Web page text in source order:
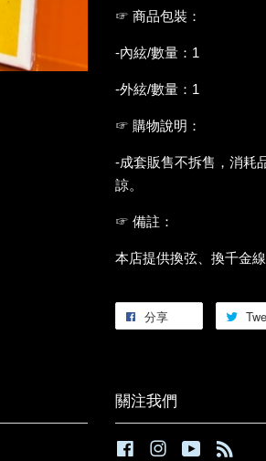
☞ 商品包裝：
-內絃/數量：1
-外絃/數量：1
☞ 購物說明：
-成套販售不拆售，消耗
諒。
☞ 備註：
本店提供換弦、換千金
分享
關注我們
FacebookInstagramYouTube